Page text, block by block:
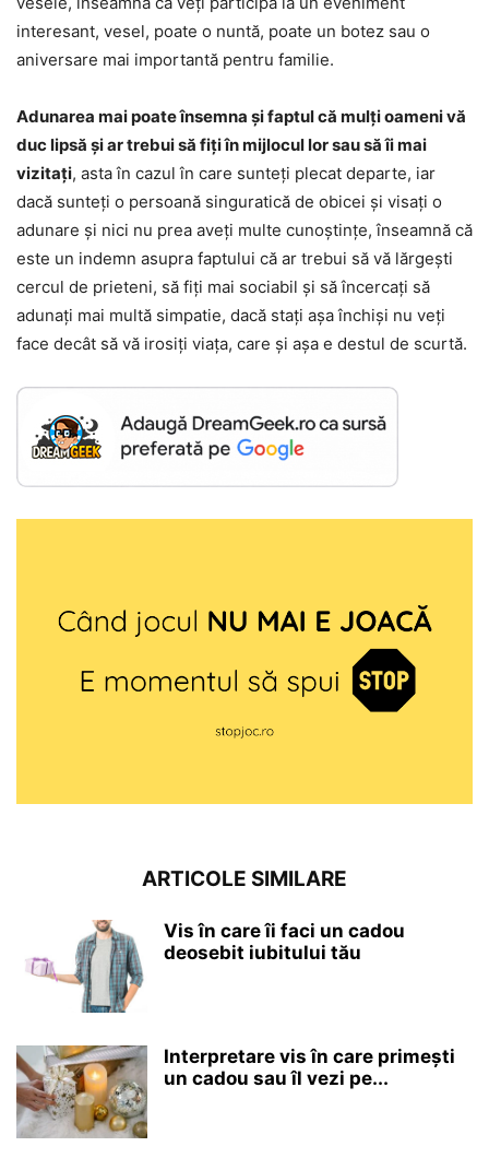
interesant, vesel, poate o nuntă, poate un botez sau o
aniversare mai importantă pentru familie.
Adunarea mai poate însemna și faptul că mulți oameni vă
duc lipsă și ar trebui să fiți în mijlocul lor sau să îi mai
vizitați, asta în cazul în care sunteți plecat departe, iar
dacă sunteți o persoană singuratică de obicei și visați o
adunare și nici nu prea aveți multe cunoștințe, înseamnă că
este un indemn asupra faptului că ar trebui să vă lărgești
cercul de prieteni, să fiți mai sociabil și să încercați să
adunați mai multă simpatie, dacă stați așa închiși nu veți
face decât să vă irosiți viața, care și așa e destul de scurtă.
ARTICOLE SIMILARE
Vis în care îi faci un cadou
deosebit iubitului tău
Interpretare vis în care primești
un cadou sau îl vezi pe...